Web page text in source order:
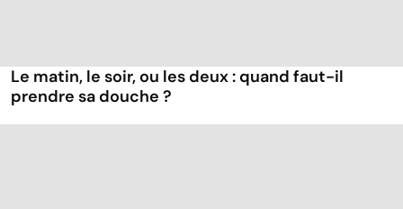
Le matin, le soir, ou les deux : quand faut-il
prendre sa douche ?